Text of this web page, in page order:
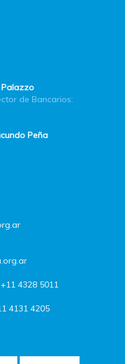
de Bancarios:
Peña
4328 5011
4131 4205